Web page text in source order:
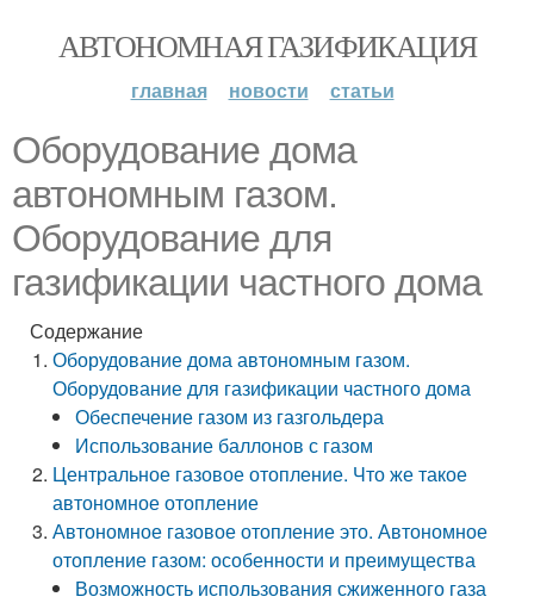
АВТОНОМНАЯ ГАЗИФИКАЦИЯ
главная новости статьи
Оборудование дома
автономным газом.
Оборудование для
газификации частного дома
Содержание
Оборудование дома автономным газом.
Оборудование для газификации частного дома
Обеспечение газом из газгольдера
Использование баллонов с газом
Центральное газовое отопление. Что же такое
автономное отопление
Автономное газовое отопление это. Автономное
отопление газом: особенности и преимущества
Возможность использования сжиженного газа